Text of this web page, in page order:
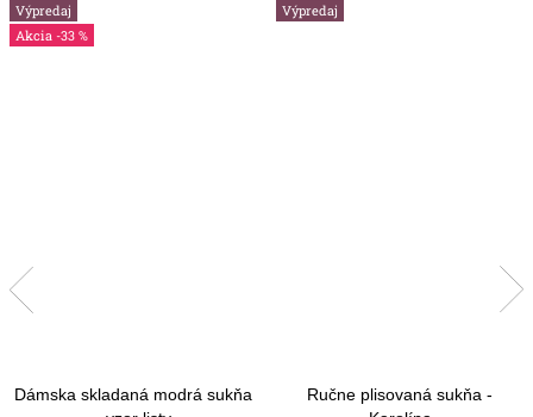
Výpredaj
-33 %
Dámska skladaná modrá sukňa
Výpredaj
Ručne plisovaná sukňa -